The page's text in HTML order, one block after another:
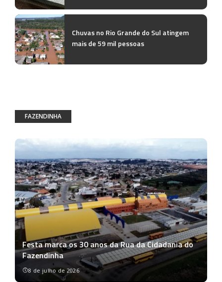
Chuvas no Rio Grande do Sul atingem
mais de 59 mil pessoas
FAZENDINHA
Festa marca os 30 anos da Rua da Cidadania do
Fazendinha
8 de julho de 2026